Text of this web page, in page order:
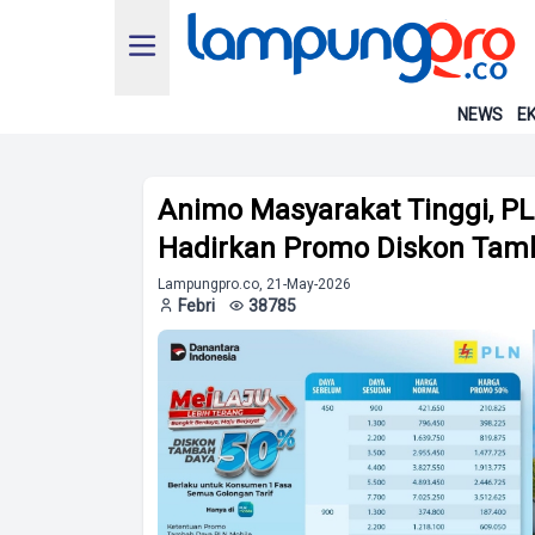
NEWS
Animo Masyarakat Tinggi,
Hadirkan Promo Diskon
Lampungpro.co, 21-May-2026
Febri 38785